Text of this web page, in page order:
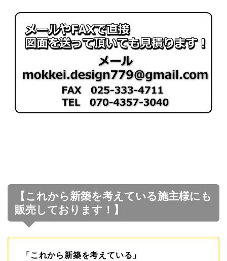
【これから新築を考えている施主様にも
販売しております！】
「これから新築を考えている」